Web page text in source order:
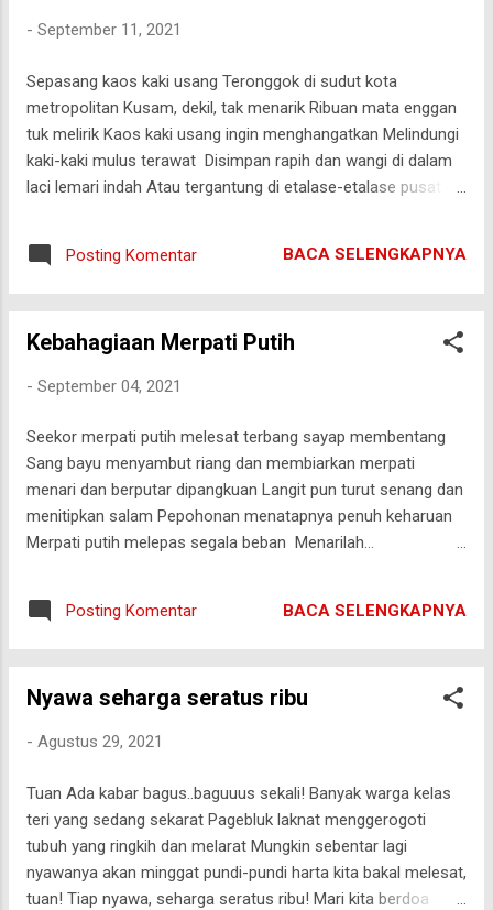
- September 11, 2021
Sepasang kaos kaki usang Teronggok di sudut kota
metropolitan Kusam, dekil, tak menarik Ribuan mata enggan
tuk melirik Kaos kaki usang ingin menghangatkan Melindungi
kaki-kaki mulus terawat Disimpan rapih dan wangi di dalam
laci lemari indah Atau tergantung di etalase-etalase pusat
dahulu ia pernah merasakannya Suatu hari, ia bertanya
kepada langit Tentang takdirnya menjadi usang Namun langit
menghibur dirinya Sepasang Kaos kaki usang kini sadar
dalam plastik butut Ia masih mempunyai manfaat
bersyukur Karena baginya syukur melapangkan hatinya
Posting Komentar BACA SELENGKAPNYA
Kebahagiaan Merpati Putih
- September 04, 2021
Seekor merpati putih melesat terbang sayap membentang
Sang bayu menyambut riang dan membiarkan merpati
menari dan berputar dipangkuan Langit pun turut senang dan
menitipkan salam Pepohonan menatapnya penuh keharuan
Merpati putih melepas segala beban Menarilah...
Posting Komentar BACA SELENGKAPNYA
Nyawa seharga seratus ribu
- Agustus 29, 2021
Tuan Ada kabar bagus..baguuus sekali! Banyak warga kelas
teri yang sedang sekarat Pagebluk laknat menggerogoti
tubuh yang ringkih dan melarat Mungkin sebentar lagi
nyawanya akan minggat pundi-pundi harta kita bakal melesat,
tuan! Tiap nyawa, seharga seratus ribu! Mari kita berdoa